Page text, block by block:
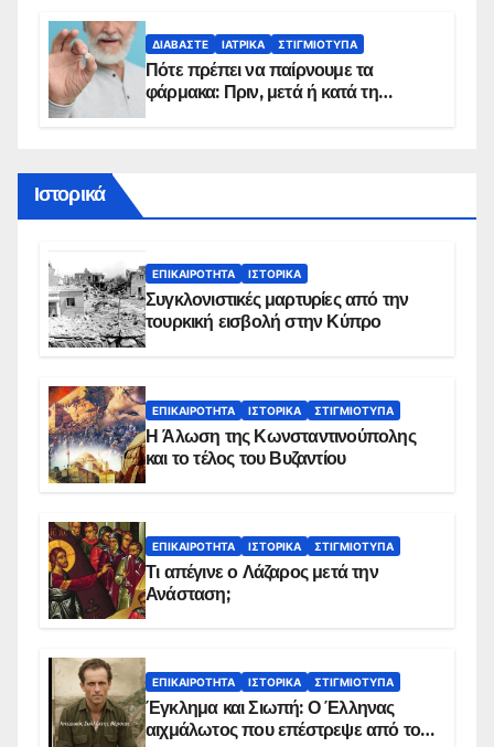
ΔΙΑΒΆΣΤΕ ΙΑΤΡΙΚΆ ΣΤΙΓΜΙΌΤΥΠΑ
Πότε πρέπει να παίρνουμε τα
φάρμακα: Πριν, μετά ή κατά τη
Ιστορικά
ΕΠΙΚΑΙΡΌΤΗΤΑ ΙΣΤΟΡΙΚΆ
Συγκλονιστικές μαρτυρίες από την
τουρκική εισβολή στην Κύπρο
ΕΠΙΚΑΙΡΌΤΗΤΑ ΙΣΤΟΡΙΚΆ ΣΤΙΓΜΙΌΤΥΠΑ
Η Άλωση της Κωνσταντινούπολης
και το τέλος του Βυζαντίου
ΕΠΙΚΑΙΡΌΤΗΤΑ ΙΣΤΟΡΙΚΆ ΣΤΙΓΜΙΌΤΥΠΑ
Τι απέγινε ο Λάζαρος μετά την
Ανάσταση;
ΕΠΙΚΑΙΡΌΤΗΤΑ ΙΣΤΟΡΙΚΆ ΣΤΙΓΜΙΌΤΥΠΑ
Έγκλημα και Σιωπή: Ο Έλληνας
αιχμάλωτος που επέστρεψε από το